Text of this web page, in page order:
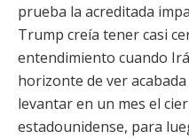
prueba la acreditada
Trump creía tener casi
entendimiento cuando
horizonte de ver
levantar en un mes el
estadounidense, para